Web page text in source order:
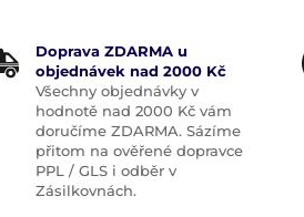
Doprava ZDARMA u
objednávek nad 2000 Kč
Všechny objednávky v
hodnotě nad 2000 Kč vám
doručíme ZDARMA. Sázíme
přitom na ověřené dopravce
PPL / GLS i odběr v
Zásilkovnách.